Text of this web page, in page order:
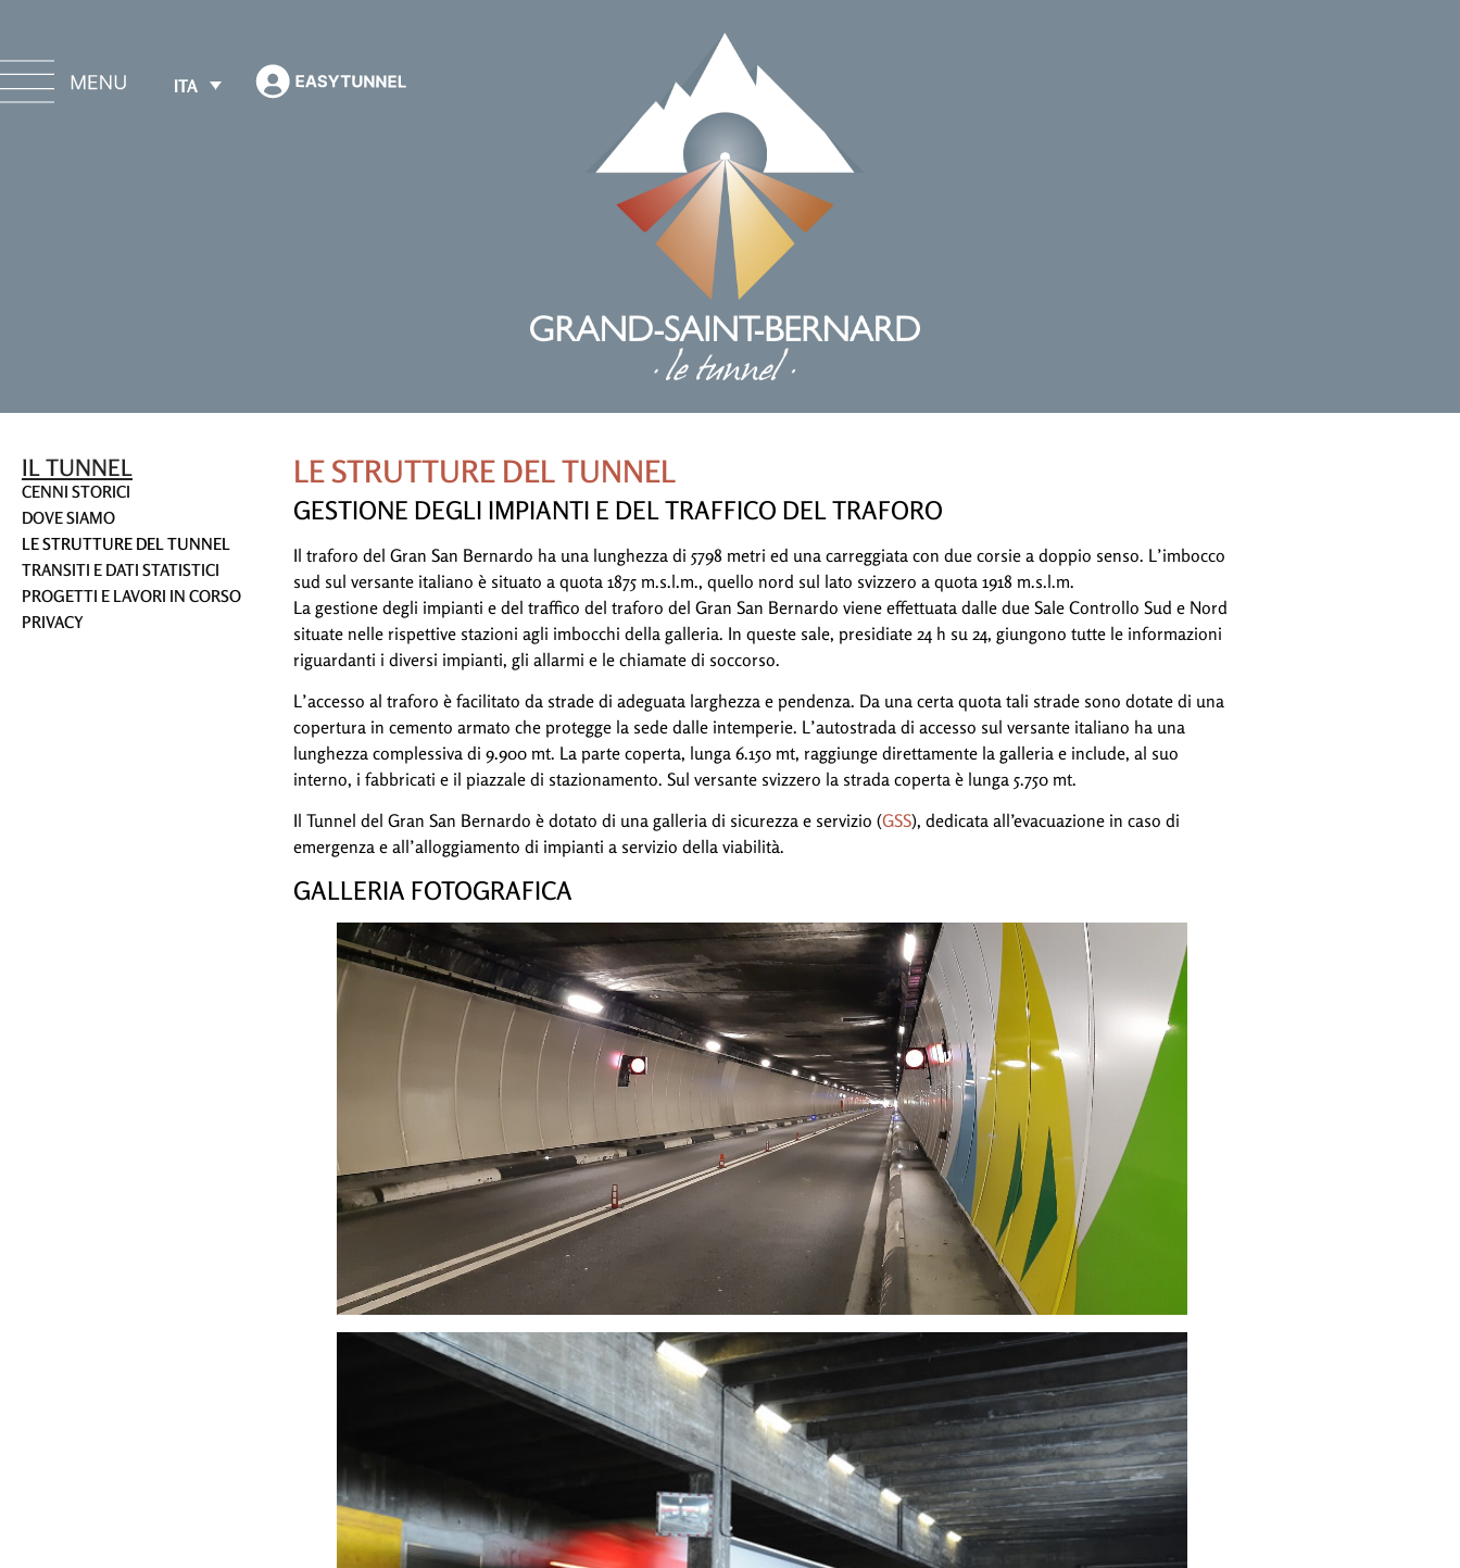
ITA
IL TUNNEL
CENNI STORICI
DOVE SIAMO
LE STRUTTURE DEL TUNNEL
TRANSITI E DATI STATISTICI
PROGETTI E LAVORI IN CORSO
PRIVACY
LE STRUTTURE DEL TUNNEL
GESTIONE DEGLI IMPIANTI E DEL TRAFFICO DEL TRAFORO
Il traforo del Gran San Bernardo ha una lunghezza di 5798 metri ed una carreggiata con due corsie a doppio senso. L’imbocco
sud sul versante italiano è situato a quota 1875 m.s.l.m., quello nord sul lato svizzero a quota 1918 m.s.l.m.
La gestione degli impianti e del traffico del traforo del Gran San Bernardo viene effettuata dalle due Sale Controllo Sud e Nord
situate nelle rispettive stazioni agli imbocchi della galleria. In queste sale, presidiate 24 h su 24, giungono tutte le informazioni
riguardanti i diversi impianti, gli allarmi e le chiamate di soccorso.
L’accesso al traforo è facilitato da strade di adeguata larghezza e pendenza. Da una certa quota tali strade sono dotate di una
copertura in cemento armato che protegge la sede dalle intemperie. L’autostrada di accesso sul versante italiano ha una
lunghezza complessiva di 9.900 mt. La parte coperta, lunga 6.150 mt, raggiunge direttamente la galleria e include, al suo
interno, i fabbricati e il piazzale di stazionamento. Sul versante svizzero la strada coperta è lunga 5.750 mt.
Il Tunnel del Gran San Bernardo è dotato di una galleria di sicurezza e servizio (GSS), dedicata all’evacuazione in caso di
emergenza e all’alloggiamento di impianti a servizio della viabilità.
GALLERIA FOTOGRAFICA